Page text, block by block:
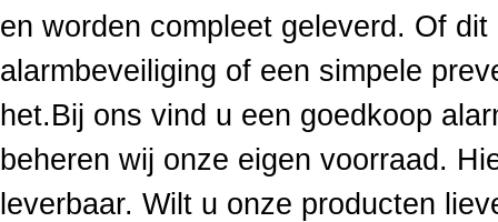
en worden compleet geleverd. Of
alarmbeveiliging of een simpele
het.Bij ons vind u een goedkoop
beheren wij onze eigen voorraad.
leverbaar. Wilt u onze producten